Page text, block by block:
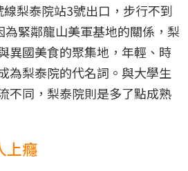
梨泰院站3號出口，步行不到
緊鄰龍山美軍基地的關係，梨
異國美食的聚集地，年輕、時
為梨泰院的代名詞。與大學生
不同，梨泰院則是多了點成熟
上癮